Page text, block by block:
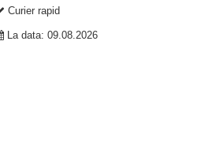
Curier rapid
La data: 09.08.2026